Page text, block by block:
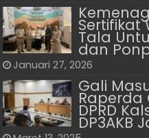
Sertifikat
Tala
dan
Januari 27, 2026
Gali
Raperda
DPRD
DP3AKB